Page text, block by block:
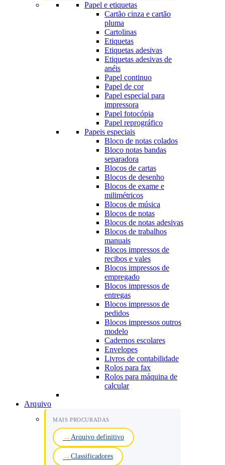
Papel e etiquetas
Cartão cinza e cartão
pluma
Cartolinas
Etiquetas
Etiquetas adesivas
Etiquetas adesivas de
anéis
Papel continuo
Papel de cor
Papel especial para
impressora
Papel fotocópia
Papel reprográfico
Papeis especiais
Bloco de notas colados
Bloco notas bandas
separadora
Blocos de cartas
Blocos de desenho
Blocos de exame e
milimétricos
Blocos de música
Blocos de notas
Blocos de notas adesivas
Blocos de trabalhos
manuais
Blocos impressos de
recibos e vales
Blocos impressos de
empregado
Blocos impressos de
entregas
Blocos impressos de
pedidos
Blocos impressos outros
modelo
Cadernos escolares
Envelopes
Livros de contabilidade
Rolos para fax
Rolos para máquina de
calcular
Arquivo
MAIS PROCURADAS
Arquivo definitivo
Classificadores